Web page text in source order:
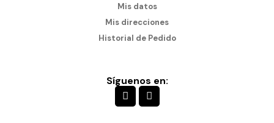
Mis datos
Mis direcciones
Historial de Pedido
Síguenos en: